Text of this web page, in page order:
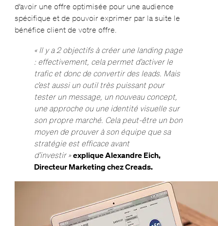
d’avoir une offre optimisée pour une audience
spécifique et de pouvoir exprimer par la suite le
bénéfice client de votre offre.
« Il y a 2 objectifs à créer une landing page
: effectivement, cela permet d’activer le
trafic et donc de convertir des leads. Mais
c’est aussi un outil très puissant pour
tester un message, un nouveau concept,
une approche ou une identité visuelle sur
son propre marché. Cela peut-être un bon
moyen de prouver à son équipe que sa
stratégie est efficace avant
d’investir »explique Alexandre Eich,
Directeur Marketing chez Creads.